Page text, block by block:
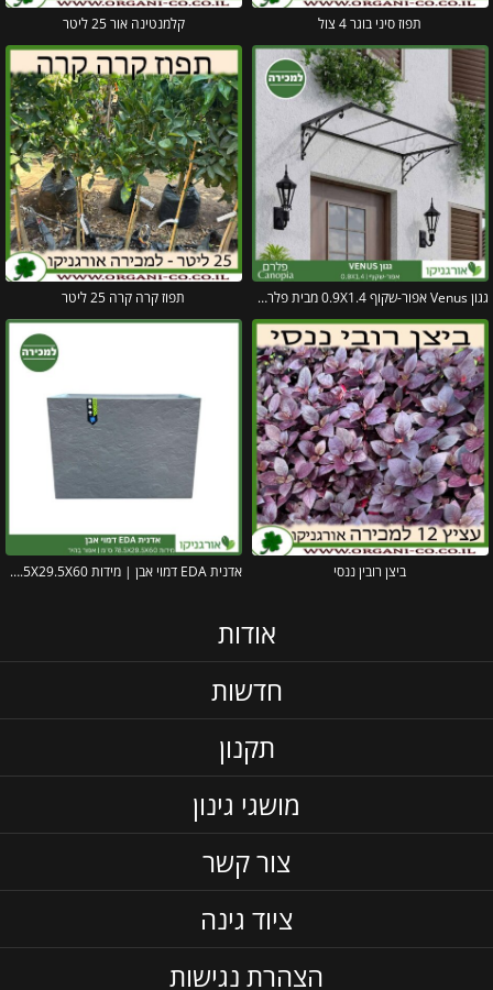
תפוז סיני בוגר 4 צול קלמנטינה אור 25 ליטר
גגון Venus אפור-שקוף 0.9X1.4 מבית פלרם – Canopia תפוז קרה קרה 25 ליטר
ביצן רובין ננסי אדנית EDA דמוי אבן | מידות 78.5X29.5X60 ס"מ | אפור בהיר
אודות
חדשות
תקנון
מושגי גינון
צור קשר
ציוד גינה
הצהרת נגישות